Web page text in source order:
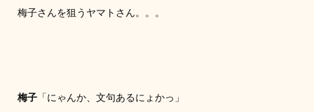
梅子さんを狙うヤマトさん。。。
梅子「にゃんか、文句あるにょかっ」